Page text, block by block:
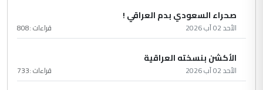
صحراء السعودي بدم العراقي !
الأحد 02 آب 2026 قراءات :808
الأكشن بنسخته العراقية
الأحد 02 آب 2026 قراءات :733